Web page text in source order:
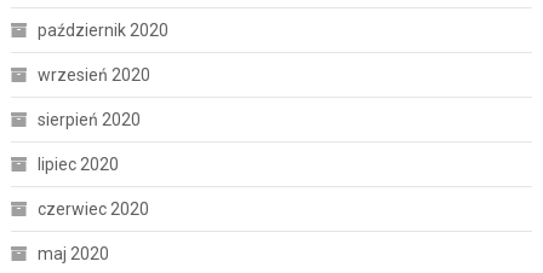
październik 2020
wrzesień 2020
sierpień 2020
lipiec 2020
czerwiec 2020
maj 2020